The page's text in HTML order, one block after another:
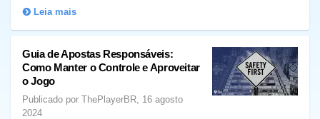
Leia mais
Guia de Apostas Responsáveis:
Como Manter o Controle e Aproveitar
o Jogo
Publicado por ThePlayerBR, 16 agosto
2024